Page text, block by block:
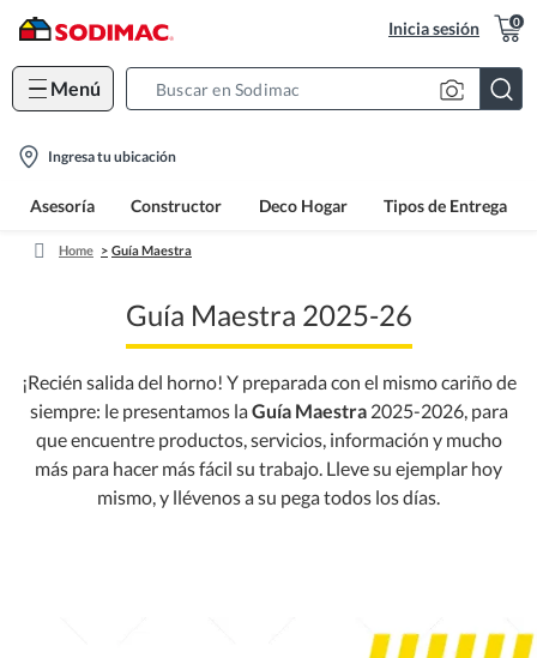
Inicia sesión 0
Menú
location-
Ingresa tu ubicación
Asesoría Constructor Deco Hogar Tipos de Entrega
Home Guía Maestra
Guía Maestra 2025-26
¡Recién salida del horno! Y preparada con el mismo cariño de
siempre: le presentamos laGuía Maestra2025-2026, para
que encuentre productos, servicios, información y mucho
más para hacer más fácil su trabajo. Lleve su ejemplar hoy
mismo, y llévenos a su pega todos los días.